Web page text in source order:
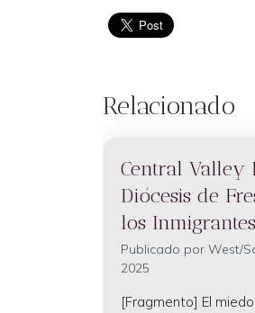
Relacionado
Central Valley
Diócesis de
los Inmigrantes
Publicado por West/
2025
[Fragmento] El